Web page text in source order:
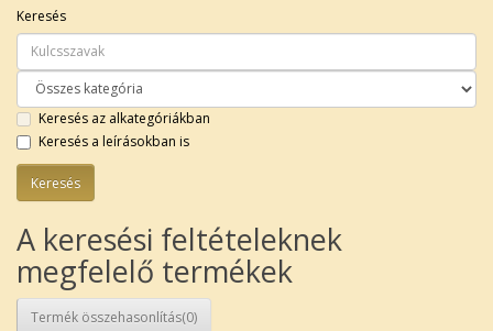
Keresés
Keresés az alkategóriákban
Keresés a leírásokban is
A keresési feltételeknek
megfelelő termékek
Termék összehasonlítás(0)